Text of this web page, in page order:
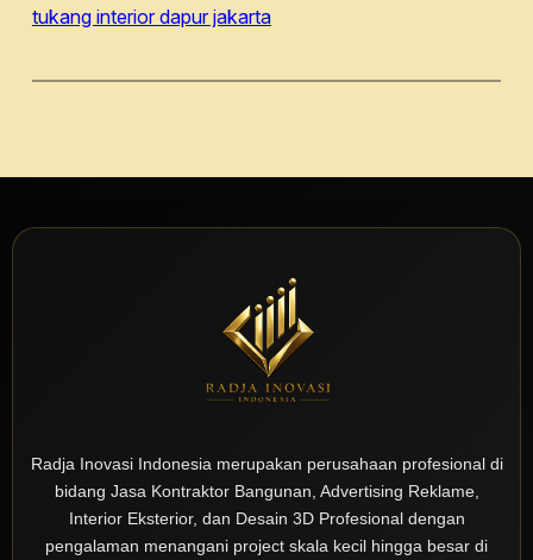
tukang interior dapur jakarta
Radja Inovasi Indonesia merupakan perusahaan profesional di
bidang Jasa Kontraktor Bangunan, Advertising Reklame,
Interior Eksterior, dan Desain 3D Profesional dengan
pengalaman menangani project skala kecil hingga besar di